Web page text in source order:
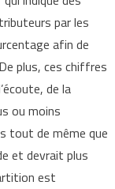
par les
afin de
plus, ces chiffres
de la
ou moins
tout de même que
et devrait plus
est